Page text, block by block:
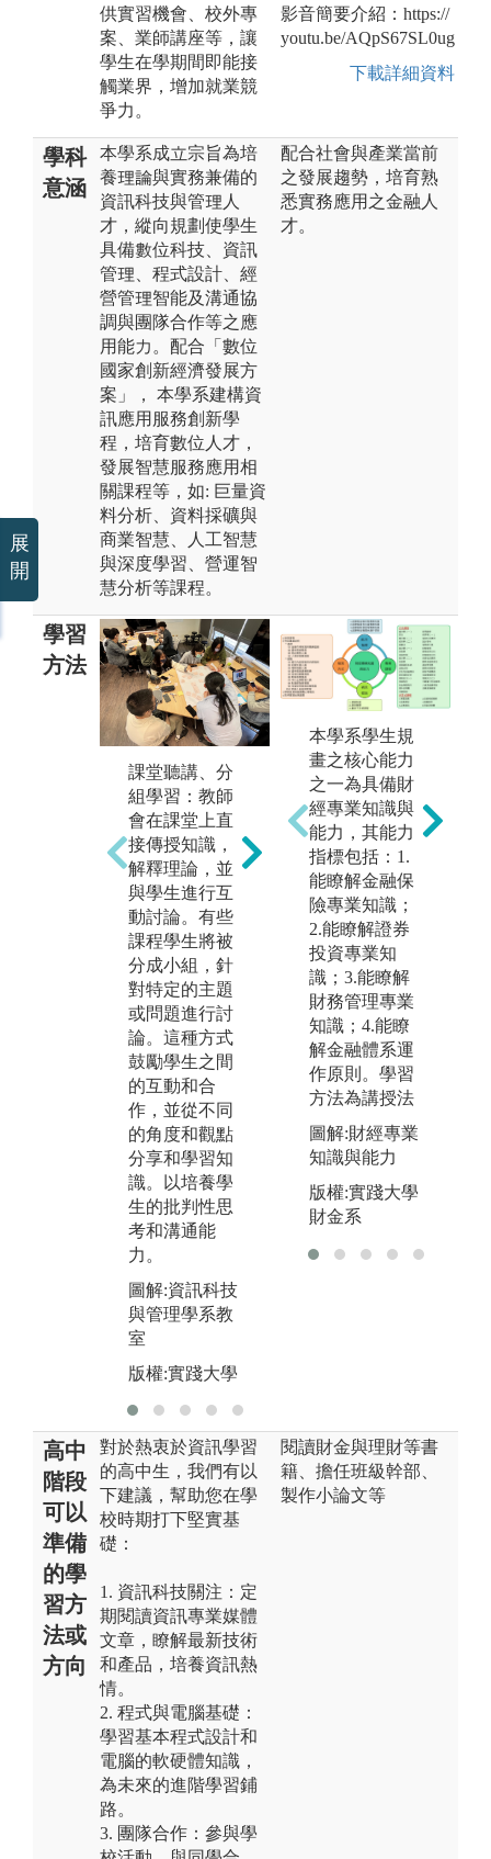
供實習機會、校外專
案、業師講座等，讓
學生在學期間即能接
觸業界，增加就業競
爭力。
影音簡要介紹：https://
youtu.be/AQpS67SL0ug
下載詳細資料
學科
意涵
本學系成立宗旨為培
養理論與實務兼備的
資訊科技與管理人
才，縱向規劃使學生
具備數位科技、資訊
管理、程式設計、經
營管理智能及溝通協
調與團隊合作等之應
用能力。配合「數位
國家創新經濟發展方
案」， 本學系建構資
訊應用服務創新學
程，培育數位人才，
發展智慧服務應用相
關課程等，如: 巨量資
料分析、資料採礦與
商業智慧、人工智慧
與深度學習、營運智
慧分析等課程。
配合社會與產業當前
之發展趨勢，培育熟
悉實務應用之金融人
才。
學習
方法
課堂聽講、分
組學習：教師
會在課堂上直
接傳授知識，
解釋理論，並
與學生進行互
動討論。有些
課程學生將被
分成小組，針
對特定的主題
或問題進行討
論。這種方式
鼓勵學生之間
的互動和合
作，並從不同
的角度和觀點
分享和學習知
識。以培養學
生的批判性思
考和溝通能
力。
圖解:資訊科技
與管理學系教
室
版權:實踐大學
實機操作：經
由實作過程學
習 (程式寫
作、程式開
發、數位媒體
實作)，透過實
際的操作經驗
來加深對資訊
科技的理解。
還可以透過A
WS運用雲端的
各種模式和工
具進行自動化
系統、大數據
分析以及人工
習。
圖解:實踐大學
電腦教室
本學系學生規
畫之核心能力
之一為具備財
經專業知識與
能力，其能力
指標包括：1.
能瞭解金融保
險專業知識；
2.能瞭解證券
投資專業知
識；3.能瞭解
財務管理專業
知識；4.能瞭
解金融體系運
作原則。學習
方法為講授法
圖解:財經專業
知識與能力
版權:實踐大學
財金系
高中
階段
可以
準備
的學
習方
法或
方向
對於熱衷於資訊學習
的高中生，我們有以
下建議，幫助您在學
校時期打下堅實基
礎：
1. 資訊科技關注：定
期閱讀資訊專業媒體
文章，瞭解最新技術
和產品，培養資訊熱
情。
2. 程式與電腦基礎：
學習基本程式設計和
電腦的軟硬體知識，
為未來的進階學習鋪
路。
3. 團隊合作：參與學
閱讀財金與理財等書
籍、擔任班級幹部、
製作小論文等
展
開